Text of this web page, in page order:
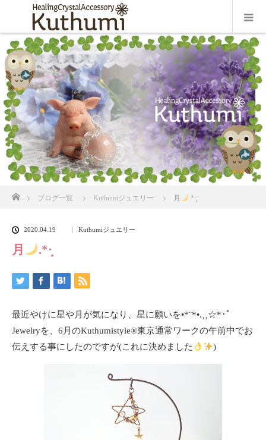
ブログ一覧 Kuthumiジュエリー 月 .*·̩͙
2020.04.19 Kuthumiジュエリー
月 .*·̩͙
最近やけに星や月が気になり、星に願いを•*¨*•.¸¸☆*･ﾟ
Jewelryを、6月のKuthumistyle®️東京通常ワークの午前中でお
伝えする事にしたのですが(これに決めました
)